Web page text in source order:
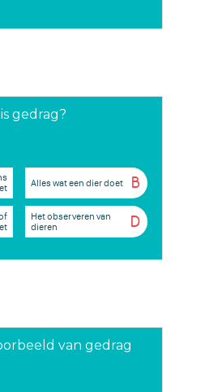
gedrag?
B
Alles wat een dier doet
D
Het observeren van
dieren
van gedrag